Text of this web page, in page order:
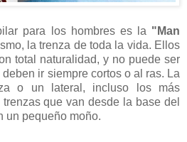
para los hombres es la "Man
la trenza de toda la vida. Ellos
total naturalidad, y no puede ser
ir siempre cortos o al ras. La
o un lateral, incluso los más
que van desde la base del
un pequeño moño.